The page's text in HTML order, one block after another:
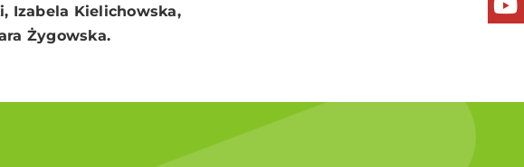
Izabela Kielichowska,
Żygowska.